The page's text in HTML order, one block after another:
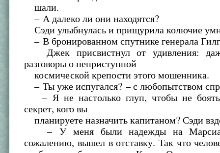
шали.
– А далеко ли они находятся?
Сэди улыбнулась и прищурила колючие
– В бронированном спутнике генерала
Джек присвистнул от удивления:
разговоры о неприступной
космической крепости этого мошенника.
– Ты уже испугался? – с любопытством
– Я не настолько глуп, чтобы не
секрет, кого вы
планируете назначить капитаном? Сэди
– У меня были надежды на
сожалению, вышел в отставку. Так что